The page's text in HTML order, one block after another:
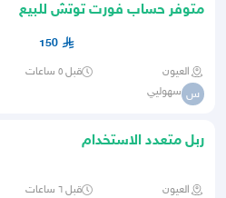
متوفر حساب فورت توتش للبيع
150
العيون قبل ٥ ساعات
س سهوليي
ربل متعدد الاستخدام
العيون قبل ٦ ساعات